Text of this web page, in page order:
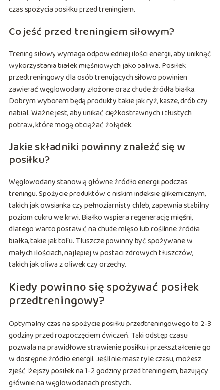
czas spożycia posiłku przed treningiem.
Co jeść przed treningiem siłowym?
Trening siłowy wymaga odpowiedniej ilości energii, aby uniknąć
wykorzystania białek mięśniowych jako paliwa. Posiłek
przedtreningowy dla osób trenujących siłowo powinien
zawierać węglowodany złożone oraz chude źródła białka.
Dobrym wyborem będą produkty takie jak ryż, kasze, drób czy
nabiał. Ważne jest, aby unikać ciężkostrawnych i tłustych
potraw, które mogą obciążać żołądek.
Jakie składniki powinny znaleźć się w
posiłku?
Węglowodany stanowią główne źródło energii podczas
treningu. Spożycie produktów o niskim indeksie glikemicznym,
takich jak owsianka czy pełnoziarnisty chleb, zapewnia stabilny
poziom cukru we krwi. Białko wspiera regenerację mięśni,
dlatego warto postawić na chude mięso lub roślinne źródła
białka, takie jak tofu. Tłuszcze powinny być spożywane w
małych ilościach, najlepiej w postaci zdrowych tłuszczów,
takich jak oliwa z oliwek czy orzechy.
Kiedy powinno się spożywać posiłek
przedtreningowy?
Optymalny czas na spożycie posiłku przedtreningowego to 2-3
godziny przed rozpoczęciem ćwiczeń. Taki odstęp czasu
pozwala na prawidłowe strawienie posiłku i przekształcenie go
w dostępne źródło energii. Jeśli nie masz tyle czasu, możesz
zjeść lżejszy posiłek na 1-2 godziny przed treningiem, bazujący
głównie na węglowodanach prostych.